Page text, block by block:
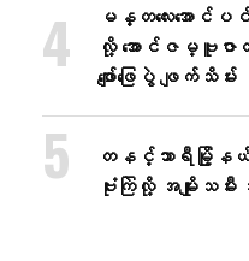
မန္တလေးအောင်ပင်
လို့ အောင်ဇမ္ဗူဇ
ဖျော်ဖြေပွဲ ဖျက်သိမ်း
တနင်္သာရီမြို့န
ဗုံးကြဲလို့ အမျိုးသမီး